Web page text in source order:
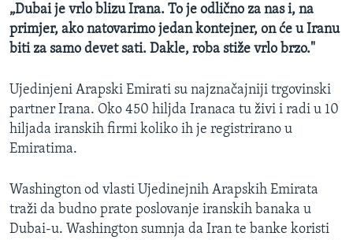
„Dubai je vrlo blizu Irana. To je odlično za nas i, na
primjer, ako natovarimo jedan kontejner, on će u Iranu
biti za samo devet sati. Dakle, roba stiže vrlo brzo."
Ujedinjeni Arapski Emirati su najznačajniji trgovinski
partner Irana. Oko 450 hiljda Iranaca tu živi i radi u 10
hiljada iranskih firmi koliko ih je registrirano u
Emiratima.
Washington od vlasti Ujedinejnih Arapskih Emirata
traži da budno prate poslovanje iranskih banaka u
Dubai-u. Washington sumnja da Iran te banke koristi